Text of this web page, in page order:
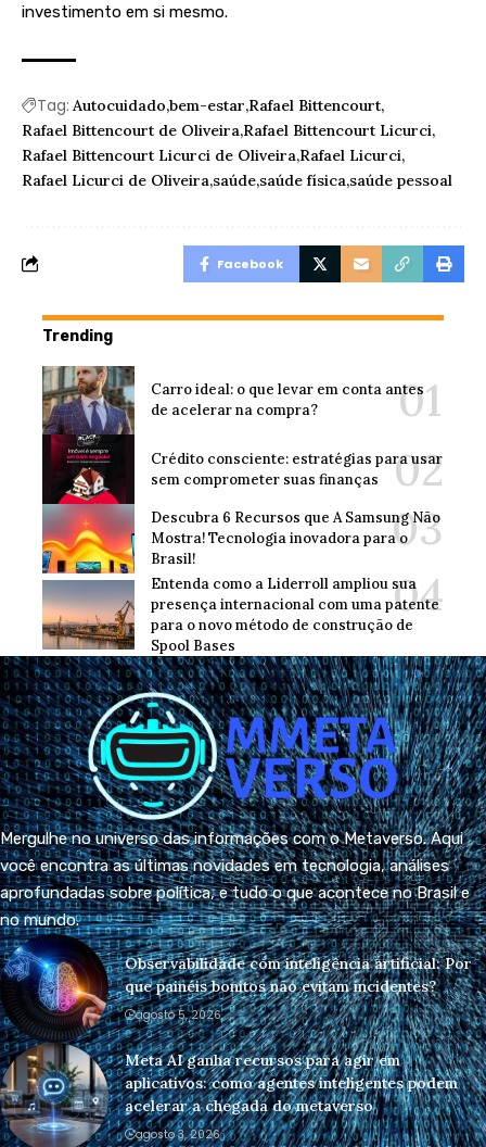
investimento em si mesmo.
Tag: Autocuidado bem-estar Rafael Bittencourt
Rafael Bittencourt de Oliveira Rafael Bittencourt Licurci
Rafael Bittencourt Licurci de Oliveira Rafael Licurci
Rafael Licurci de Oliveira saúde saúde física saúde pessoal
Facebook
Trending
Carro ideal: o que levar em conta antes
de acelerar na compra?
Crédito consciente: estratégias para usar
sem comprometer suas finanças
Descubra 6 Recursos que A Samsung Não
Mostra! Tecnologia inovadora para o
Brasil!
Entenda como a Liderroll ampliou sua
presença internacional com uma patente
para o novo método de construção de
Spool Bases
Mergulhe no universo das informações com o Metaverso. Aqui
você encontra as últimas novidades em tecnologia, análises
aprofundadas sobre política, e tudo o que acontece no Brasil e
no mundo.
Observabilidade com inteligência artificial: Por
que painéis bonitos não evitam incidentes?
agosto 5, 2026
Meta AI ganha recursos para agir em
aplicativos: como agentes inteligentes podem
acelerar a chegada do metaverso
agosto 3, 2026